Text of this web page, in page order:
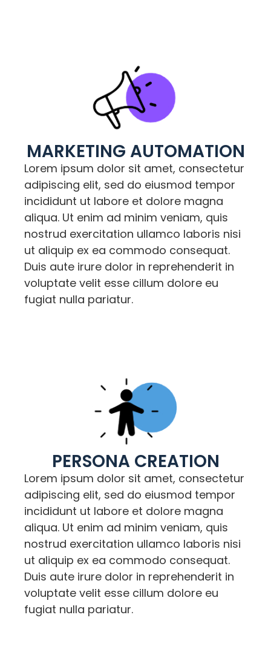
MARKETING AUTOMATION
Lorem ipsum dolor sit amet, consectetur
adipiscing elit, sed do eiusmod tempor
incididunt ut labore et dolore magna
aliqua. Ut enim ad minim veniam, quis
nostrud exercitation ullamco laboris nisi
ut aliquip ex ea commodo consequat.
Duis aute irure dolor in reprehenderit in
voluptate velit esse cillum dolore eu
fugiat nulla pariatur.
PERSONA CREATION
Lorem ipsum dolor sit amet, consectetur
adipiscing elit, sed do eiusmod tempor
incididunt ut labore et dolore magna
aliqua. Ut enim ad minim veniam, quis
nostrud exercitation ullamco laboris nisi
ut aliquip ex ea commodo consequat.
Duis aute irure dolor in reprehenderit in
voluptate velit esse cillum dolore eu
fugiat nulla pariatur.